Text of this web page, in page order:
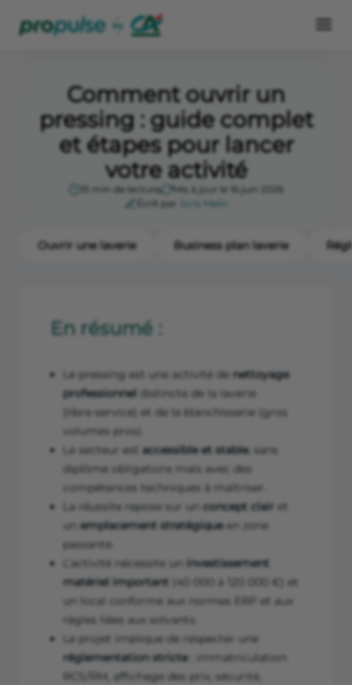
Comment ouvrir un
pressing : guide complet
et étapes pour lancer
votre activité
15 min de lecture
Mis à jour le 16 juin 2026
Écrit par
Joris Melin
Ouvrir une laverie Business plan laverie
En résumé :
Le pressing est une activité de nettoyage
professionnel distincte de la laverie
(libre‑service) et de la blanchisserie (gros
volumes pros).
Le secteur est accessible et stable, sans
diplôme obligatoire mais avec des
compétences techniques à maîtriser.
La réussite repose sur un concept clair et
un emplacement stratégiqueen zone
passante.
L’activité nécessite un investissement
matériel important (40 000 à 120 000 €) et
un local conforme aux normes ERP et aux
règles liées aux solvants.
Le projet implique de respecter une
réglementation stricte: immatriculation
RCS/RM, affichage des prix, sécurité,